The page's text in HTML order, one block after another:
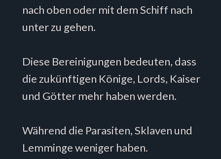
nach oben oder mit dem Schiff nach
unter zu gehen.
Diese Bereinigungen bedeuten, dass
die zukünftigen Könige, Lords, Kaiser
und Götter mehr haben werden.
Während die Parasiten, Sklaven und
Lemminge weniger haben.